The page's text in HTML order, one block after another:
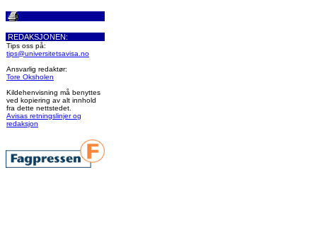
REDAKSJONEN:
Tips oss på:
tips@universitetsavisa.no
Ansvarlig redaktør:
Tore Oksholen
Kildehenvisning må benyttes
ved kopiering av alt innhold
fra dette nettstedet.
Avisas retningslinjer og
redaksjon